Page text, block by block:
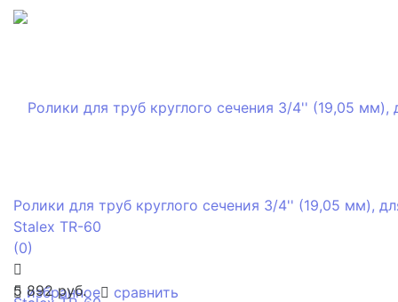
избранное сравнить
Ролики для труб круглого сечения 3/4'' (19,05 мм),
Stalex TR-60
(0)
5 892 руб.